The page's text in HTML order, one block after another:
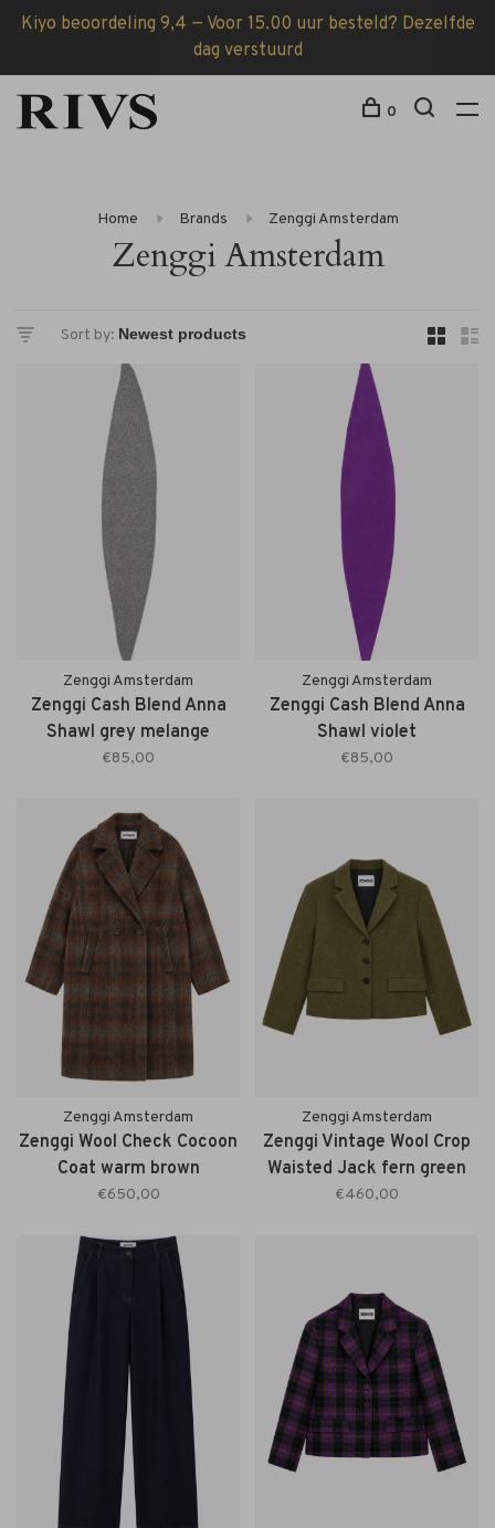
Kiyo beoordeling 9,4 — Voor 15.00 uur besteld? Dezelfde
dag verstuurd
0
Home Brands Zenggi Amsterdam
Zenggi Amsterdam
Sort by:
Zenggi Amsterdam
Zenggi Cash Blend Anna
Shawl grey melange
€85,00
Zenggi Amsterdam
Zenggi Cash Blend Anna
Shawl violet
€85,00
Zenggi Amsterdam
Zenggi Wool Check Cocoon
Coat warm brown
€650,00
Zenggi Amsterdam
Zenggi Vintage Wool Crop
Waisted Jack fern green
€460,00